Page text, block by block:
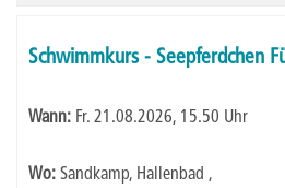
Schwimmkurs - Seepferdchen
Wann: Fr. 21.08.2026, 15.50 Uhr
Wo: Sandkamp, Hallenbad ,